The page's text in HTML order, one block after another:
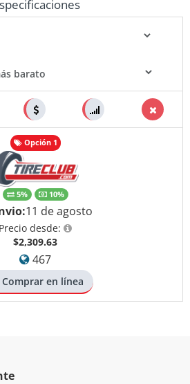
Opción 1
5% 10%
11 de agosto
Precio desde:
$2,309.63
467
en línea